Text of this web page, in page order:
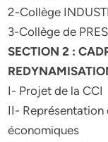
2-Collège
3-Collège de
SECTION 2 :
I- Projet de la CCI
II- Représentation
économiques